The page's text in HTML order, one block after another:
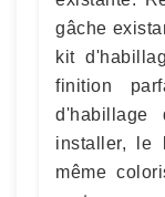
gâche
kit
finition
installer, le
même